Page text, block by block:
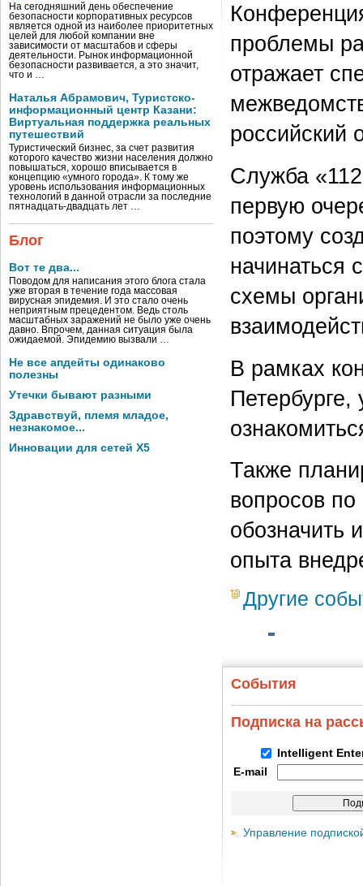
На сегодняшний день обеспечение
безопасности корпоративных ресурсов
является одной из наиболее приоритетных
целей для любой компании вне
зависимости от масштабов и сферы
деятельности. Рынок информационной
безопасности развивается, а это значит,
что и …
Наталья Абрамович, Туристско-
информационный центр Казани:
Виртуальная поддержка реальных
путешествий
Туристический бизнес, за счет развития
которого качество жизни населения должно
повышаться, хорошо вписывается в
концепцию «умного города». К тому же
уровень использования информационных
технологий в данной отрасли за последние
пятнадцать-двадцать лет …
Блог
Вот те два...
Поводом для написания этого блога стала
уже вторая в течение года массовая
вирусная эпидемия. И это стало очень
неприятным прецедентом. Ведь столь
масштабных заражений не было уже очень
давно. Впрочем, данная ситуация была
ожидаемой. Эпидемию вызвали …
Не все апдейты одинаково
полезны
Утечки бывают разными
Здравствуй, племя младое,
незнакомое...
Инновации для сетей X5
проблемы
отражает
российский
Служба
первую
поэтому
начинаться
схемы
В рамках
Петербурге,
Также
вопросов
обозначить
опыта
Другие
События
Подписка на
Intelligent
E-mail
Управление